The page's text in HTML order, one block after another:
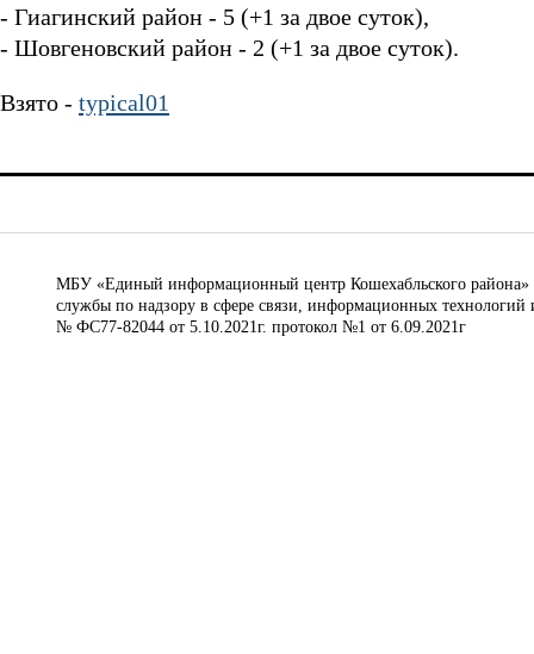
- Гиагинский район - 5 (+1 за двое суток),
- Шовгеновский район - 2 (+1 за двое суток).
Взято - typical01
МБУ «Единый информационный центр Кошехабльского района»
службы по надзору в сфере связи, информационных
№ ФС77-82044 от 5.10.2021г. протокол №1 от 6.09.2021г